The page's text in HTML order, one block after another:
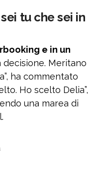
tu che sei in
e in un
decisione. Meritano
ha commentato
Ho scelto Delia”,
una marea di